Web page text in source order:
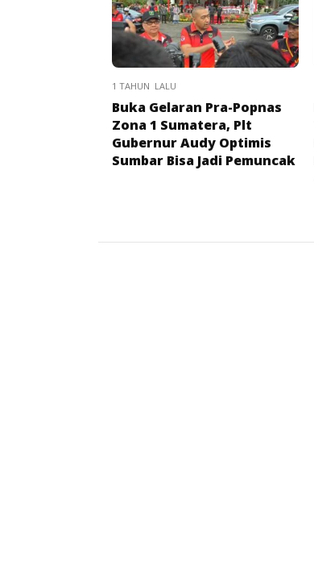
1 TAHUN LALU
Buka Gelaran Pra-Popnas
Zona 1 Sumatera, Plt
Gubernur Audy Optimis
Sumbar Bisa Jadi Pemuncak